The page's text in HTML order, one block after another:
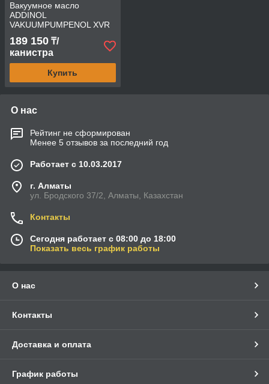
Вакуумное масло
ADDINOL
VAKUUMPUMPENOL XVR
189 150 ₸/
канистра
Купить
О нас
Рейтинг не сформирован
Менее 5 отзывов за последний год
Работает с 10.03.2017
г. Алматы
ул. Бродского 37/2, Алматы, Казахстан
Контакты
Сегодня работает с 08:00 до 18:00
Показать весь график работы
О нас
Контакты
Доставка и оплата
График работы